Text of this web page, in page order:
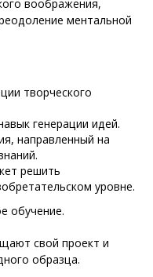
воображения,
ментальной
творческого
генерации идей.
направленный на
решить
уровне.
обучение.
свой проект и
образца.